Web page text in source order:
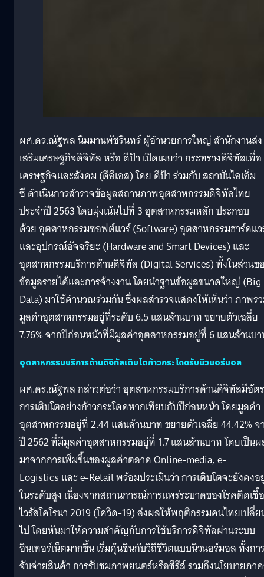
ผศ.ดร.ณัฐพล นิมมานพัชรินทร์ ผู้อำนวยการใหญ่ สำนักงานส่ง
เสริมเศรษฐกิจดิจิทัล หรือ ดีป้า เปิดเผยว่า กระทรวงดิจิทัลเพื่อ
เศรษฐกิจและสังคม (ดีอีเอส) โดย ดีป้า ร่วมกับ สถาบันไอเอ็ม
ซี ดำเนินการสำรวจข้อมูลสถานภาพอุตสาหกรรมดิจิทัลไทย
ประจำปี 2563 โดยมุ่งเน้นไปที่ 3 อุตสาหกรรมหลัก ประกอบ
ด้วย อุตสาหกรรมซอฟต์แวร์ (Software) อุตสาหกรรมฮาร์ดแ
และอุปกรณ์อัจฉริยะ (Hardware and Smart Devices) และ
อุตสาหกรรมบริการด้านดิจิทัล (Digital Services) ทั้งในส่วนข
ข้อมูลรายได้และการจ้างงาน โดยนำฐานข้อมูลขนาดใหญ่ (Big
Data) มาใช้คำนวณร่วมกัน ซึ่งผลสำรวจแสดงให้เห็นว่า ภาพร
มูลค่าอุตสาหกรรมอยู่ที่ระดับ 6.5 แสนล้านบาท ขยายตัวเฉลี่ย
7.76% จากปีก่อนหน้าที่มีมูลค่าอุตสาหกรรมอยู่ที่ 6 แสนล้านบ
อุตสาหกรรมบริการด้านดิจิทัลเติบโตก้าวกระโดดรับนิวนอร์มอล
ผศ.ดร.ณัฐพล กล่าวต่อว่า อุตสาหกรรมบริการด้านดิจิทัลมีอัต
การเติบโตอย่างก้าวกระโดดหากเทียบกับปีก่อนหน้า โดยมูลค่า
อุตสาหกรรมอยู่ที่ 2.44 แสนล้านบาท ขยายตัวเฉลี่ย 44.42% จ
ปี 2562 ที่มีมูลค่าอุตสาหกรรมอยู่ที่ 1.7 แสนล้านบาท โดยเป็น
มาจากการเพิ่มขึ้นของมูลค่าตลาด Online-media, e-
Logistics และ e-Retail พร้อมประเมินว่า การเติบโตจะยังคงอ
ในระดับสูง เนื่องจากสถานการณ์การแพร่ระบาดของโรคติดเชื้อ
ไวรัสโคโรนา 2019 (โควิด-19) ส่งผลให้พฤติกรรมคนไทยเปลี่
ไป โดยหันมาให้ความสำคัญกับการใช้บริการดิจิทัลผ่านระบบ
อินเทอร์เน็ตมากขึ้น เริ่มคุ้นชินกับวิถีชีวิตแบบนิวนอร์มอล ทั้งกา
จับจ่ายสินค้า การรับชมภาพยนตร์หรือซีรีส์ รวมถึงนโยบายภา